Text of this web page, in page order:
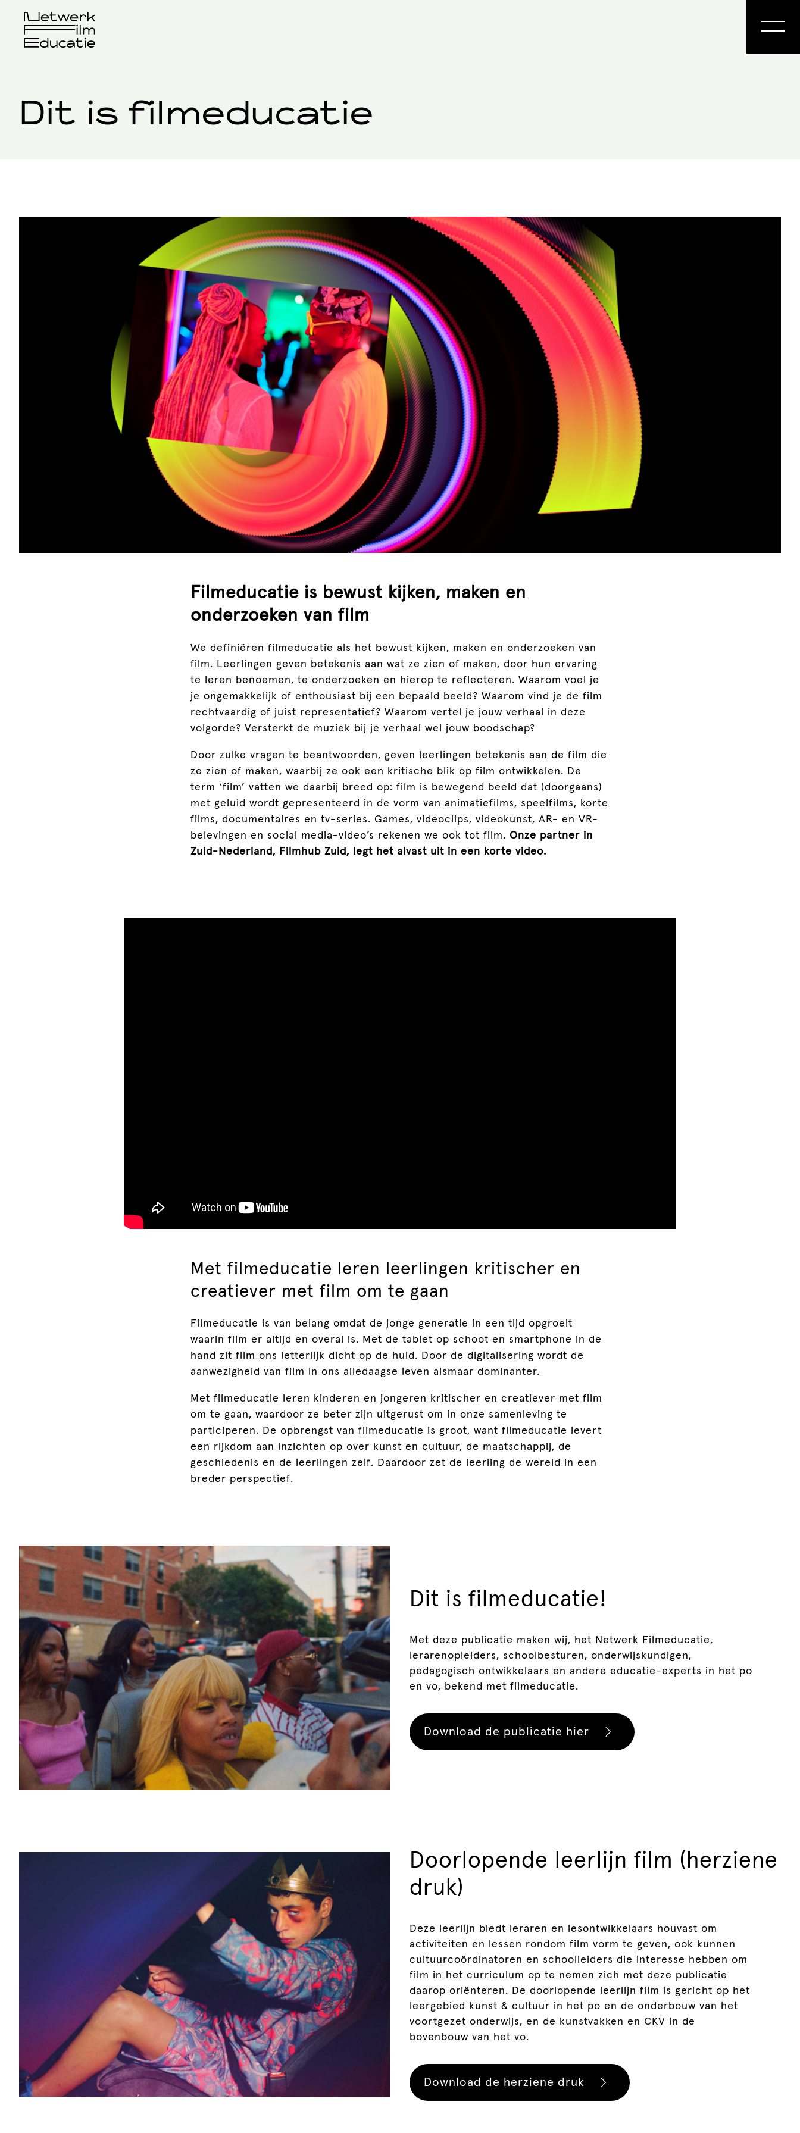
Dit is filmeducatie
Filmeducatie is bewust kijken, maken en
onderzoeken van film
We definiëren filmeducatie als het bewust kijken, maken en onderzoeken van
film. Leerlingen geven betekenis aan wat ze zien of maken, door hun ervaring
te leren benoemen, te onderzoeken en hierop te reflecteren. Waarom voel je
je ongemakkelijk of enthousiast bij een bepaald beeld? Waarom vind je de film
rechtvaardig of juist representatief? Waarom vertel je jouw verhaal in deze
volgorde? Versterkt de muziek bij je verhaal wel jouw boodschap?
Door zulke vragen te beantwoorden, geven leerlingen betekenis aan de film die
ze zien of maken, waarbij ze ook een kritische blik op film ontwikkelen. De
term ‘film’ vatten we daarbij breed op: film is bewegend beeld dat (doorgaans)
met geluid wordt gepresenteerd in de vorm van animatiefilms, speelfilms, korte
films, documentaires en tv-series. Games, videoclips, videokunst, AR- en VR-
belevingen en social media-video’s rekenen we ook tot film. Onze partner in
Zuid-Nederland, Filmhub Zuid, legt het alvast uit in een korte video.
Met filmeducatie leren leerlingen kritischer en
creatiever met film om te gaan
Filmeducatie is van belang omdat de jonge generatie in een tijd opgroeit
waarin film er altijd en overal is. Met de tablet op schoot en smartphone in de
hand zit film ons letterlijk dicht op de huid. Door de digitalisering wordt de
aanwezigheid van film in ons alledaagse leven alsmaar dominanter.
Met filmeducatie leren kinderen en jongeren kritischer en creatiever met film
om te gaan, waardoor ze beter zijn uitgerust om in onze samenleving te
participeren. De opbrengst van filmeducatie is groot, want filmeducatie levert
een rijkdom aan inzichten op over kunst en cultuur, de maatschappij, de
geschiedenis en de leerlingen zelf. Daardoor zet de leerling de wereld in een
breder perspectief.
Dit is filmeducatie!
Met deze publicatie maken wij, het Netwerk Filmeducatie,
lerarenopleiders, schoolbesturen, onderwijskundigen,
pedagogisch ontwikkelaars en andere educatie-experts in het po
en vo, bekend met filmeducatie.
Download de publicatie hier
Doorlopende leerlijn film (herziene
druk)
Deze leerlijn biedt leraren en lesontwikkelaars houvast om
activiteiten en lessen rondom film vorm te geven, ook kunnen
cultuurcoördinatoren en schoolleiders die interesse hebben om
film in het curriculum op te nemen zich met deze publicatie
daarop oriënteren. De doorlopende leerlijn film is gericht op het
leergebied kunst & cultuur in het po en de onderbouw van het
voortgezet onderwijs, en de kunstvakken en CKV in de
bovenbouw van het vo.
Download de herziene druk